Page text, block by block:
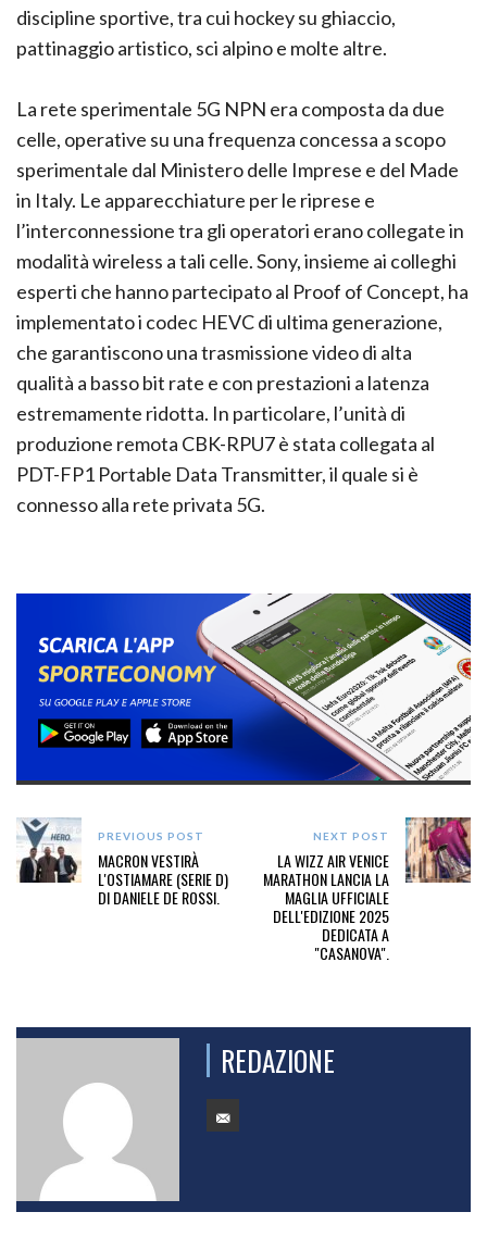
discipline sportive, tra cui hockey su ghiaccio,
pattinaggio artistico, sci alpino e molte altre.
La rete sperimentale 5G NPN era composta da due
celle, operative su una frequenza concessa a scopo
sperimentale dal Ministero delle Imprese e del Made
in Italy. Le apparecchiature per le riprese e
l’interconnessione tra gli operatori erano collegate in
modalità wireless a tali celle. Sony, insieme ai colleghi
esperti che hanno partecipato al Proof of Concept, ha
implementato i codec HEVC di ultima generazione,
che garantiscono una trasmissione video di alta
qualità a basso bit rate e con prestazioni a latenza
estremamente ridotta. In particolare, l’unità di
produzione remota CBK-RPU7 è stata collegata al
PDT-FP1 Portable Data Transmitter, il quale si è
connesso alla rete privata 5G.
PREVIOUS POST
MACRON VESTIRÀ
L'OSTIAMARE (SERIE D)
DI DANIELE DE ROSSI.
NEXT POST
LA WIZZ AIR VENICE
MARATHON LANCIA LA
MAGLIA UFFICIALE
DELL'EDIZIONE 2025
DEDICATA A
"CASANOVA".
REDAZIONE